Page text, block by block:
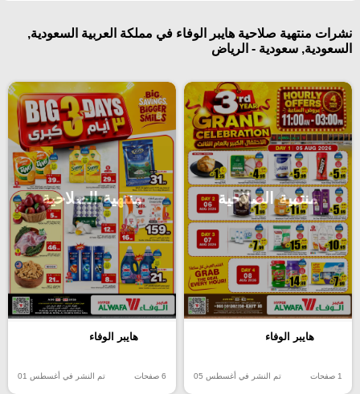
نشرات منتهية صلاحية هايبر الوفاء في مملكة العربية السعودية,
السعودية, سعودية - الرياض
منتهية الصلاحية
هايبر الوفاء
1 صفحات تم النشر في أغسطس 05
منتهية الصلاحية
هايبر الوفاء
6 صفحات تم النشر في أغسطس 01